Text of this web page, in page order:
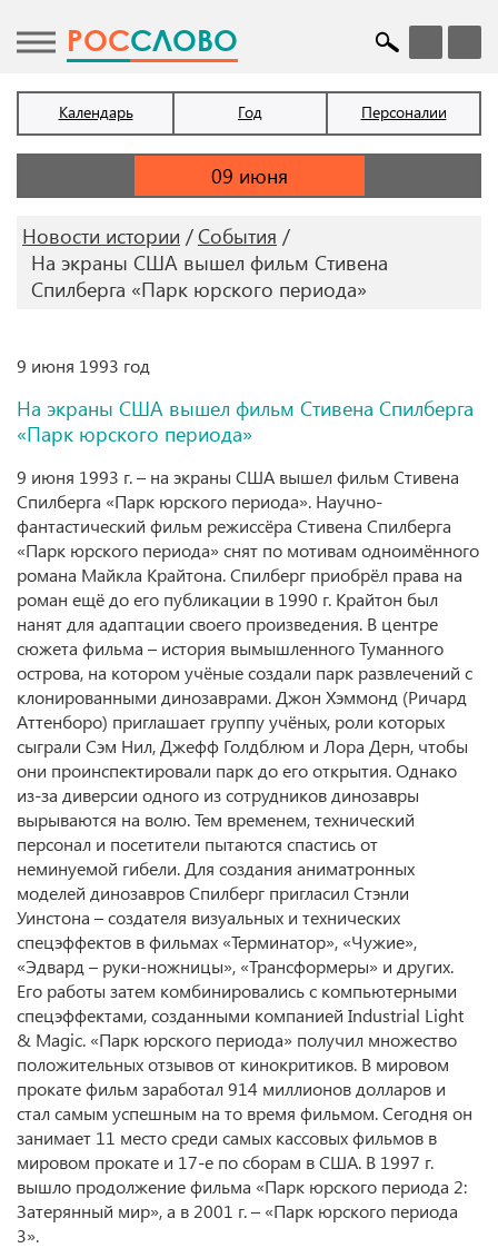
POCСЛОВО
Календарь Год Персоналии
Новости истории
События
На экраны США вышел фильм Стивена
Спилберга «Парк юрского периода»
9 июня 1993 год
На экраны США вышел фильм Стивена Спилберга
«Парк юрского периода»
9 июня 1993 г. – на экраны США вышел фильм Стивена
Спилберга «Парк юрского периода». Научно-
фантастический фильм режиссёра Стивена Спилберга
«Парк юрского периода» снят по мотивам одноимённого
романа Майкла Крайтона. Спилберг приобрёл права на
роман ещё до его публикации в 1990 г. Крайтон был
нанят для адаптации своего произведения. В центре
сюжета фильма – история вымышленного Туманного
острова, на котором учёные создали парк развлечений с
клонированными динозаврами. Джон Хэммонд (Ричард
Аттенборо) приглашает группу учёных, роли которых
сыграли Сэм Нил, Джефф Голдблюм и Лора Дерн, чтобы
они проинспектировали парк до его открытия. Однако
из-за диверсии одного из сотрудников динозавры
вырываются на волю. Тем временем, технический
персонал и посетители пытаются спастись от
неминуемой гибели. Для создания аниматронных
моделей динозавров Спилберг пригласил Стэнли
Уинстона – создателя визуальных и технических
спецэффектов в фильмах «Терминатор», «Чужие»,
«Эдвард – руки-ножницы», «Трансформеры» и других.
Его работы затем комбинировались с компьютерными
спецэффектами, созданными компанией Industrial Light
& Magic. «Парк юрского периода» получил множество
положительных отзывов от кинокритиков. В мировом
прокате фильм заработал 914 миллионов долларов и
стал самым успешным на то время фильмом. Сегодня он
занимает 11 место среди самых кассовых фильмов в
мировом прокате и 17-е по сборам в США. В 1997 г.
вышло продолжение фильма «Парк юрского периода 2:
Затерянный мир», а в 2001 г. – «Парк юрского периода
3».